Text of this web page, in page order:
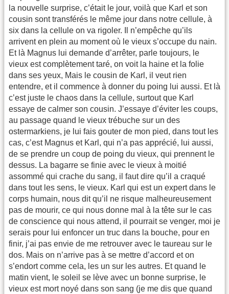
la nouvelle surprise, c’était le jour, voilà que Karl et son
cousin sont transférés le même jour dans notre cellule, à
six dans la cellule on va rigoler. Il n’empêche qu’ils
arrivent en plein au moment où le vieux s’occupe du nain.
Et là Magnus lui demande d’arrêter, parle toujours, le
vieux est complètement taré, on voit la haine et la folie
dans ses yeux, Mais le cousin de Karl, il veut rien
entendre, et il commence à donner du poing lui aussi. Et là
c’est juste le chaos dans la cellule, surtout que Karl
essaye de calmer son cousin. J’essaye d’éviter les coups,
au passage quand le vieux trébuche sur un des
ostermarkiens, je lui fais gouter de mon pied, dans tout les
cas, c’est Magnus et Karl, qui n’a pas apprécié, lui aussi,
de se prendre un coup de poing du vieux, qui prennent le
dessus. La bagarre se finie avec le vieux à moitié
assommé qui crache du sang, il faut dire qu’il a craqué
dans tout les sens, le vieux. Karl qui est un expert dans le
corps humain, nous dit qu’il ne risque malheureusement
pas de mourir, ce qui nous donne mal à la tête sur le cas
de conscience qui nous attend, il pourrait se venger, moi je
serais pour lui enfoncer un truc dans la bouche, pour en
finir, j’ai pas envie de me retrouver avec le taureau sur le
dos. Mais on n’arrive pas à se mettre d’accord et on
s’endort comme cela, les un sur les autres. Et quand le
matin vient, le soleil se lève avec un bonne surprise, le
vieux est mort noyé dans son sang (je me dis que quand